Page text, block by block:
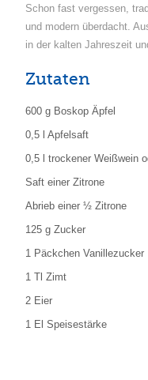
Schon fast vergessen,
und modern überdacht.
in der kalten Jahreszeit
Zutaten
600 g Boskop Äpfel
0,5 l Apfelsaft
0,5 l trockener Weißwein
Saft einer Zitrone
Abrieb einer ½ Zitrone
125 g Zucker
1 Päckchen Vanillezucker
1 Tl Zimt
2 Eier
1 El Speisestärke